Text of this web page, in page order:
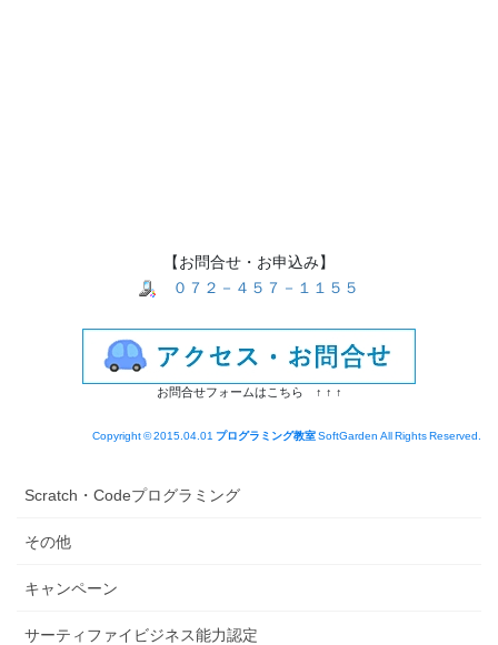
【お問合せ・お申込み】
０７２－４５７－１１５５
お問合せフォームはこちら ↑ ↑ ↑
Copyright © 2015.04.01 プログラミング教室SoftGarden All Rights Reserved.
Scratch・Codeプログラミング
その他
キャンペーン
サーティファイビジネス能力認定